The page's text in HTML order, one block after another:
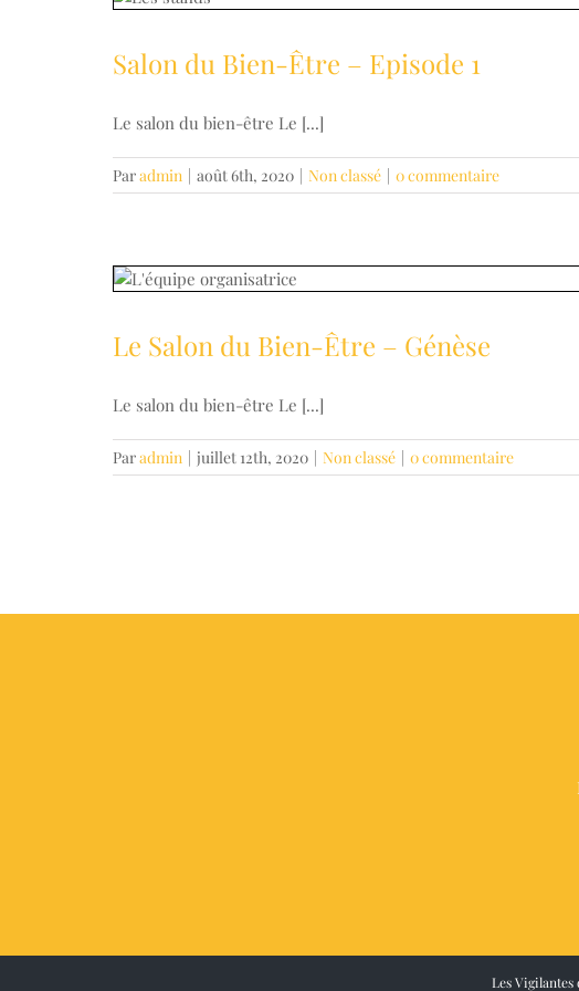
Salon du Bien-Être – Episode 1
Le salon du bien-être Le [...]
Paradmin | août 6th, 2020 | Non classé | 0 commentaire
Le Salon du Bien-Être – Génèse
Le salon du bien-être Le [...]
Paradmin | juillet 12th, 2020 | Non classé | 0 commentaire
Les